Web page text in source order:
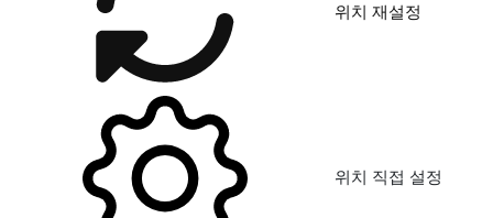
위치 재설정
위치 직접 설정